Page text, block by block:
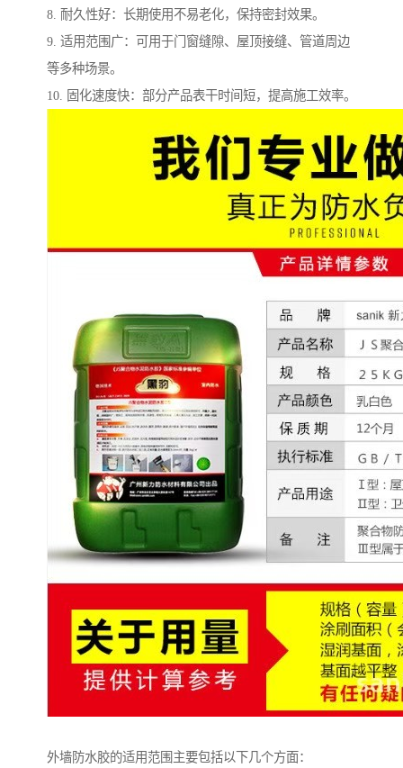
8. 耐久性好：长期使用不易老化，保持密封效果。
9. 适用范围广：可用于门窗缝隙、屋顶接缝、管道周边
等多种场景。
10. 固化速度快：部分产品表干时间短，提高施工效率。
外墙防水胶的适用范围主要包括以下几个方面：